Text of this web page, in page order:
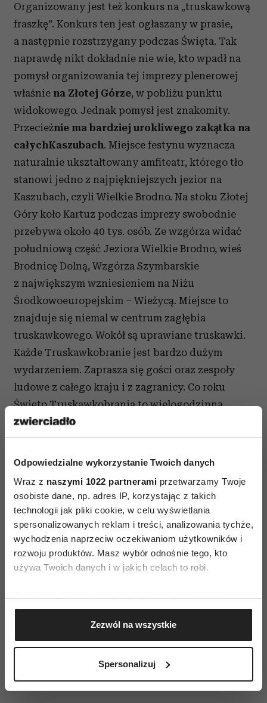
Odpowiedzialne wykorzystanie Twoich danych
Wraz z naszymi 1022 partnerami przetwarzamy Twoje
osobiste dane, np. adres IP, korzystając z takich
technologii jak pliki cookie, w celu wyświetlania
spersonalizowanych reklam i treści, analizowania tychże,
wychodzenia naprzeciw oczekiwaniom użytkowników i
rozwoju produktów. Masz wybór odnośnie tego, kto
używa Twoich danych i w jakich celach to robi.
Jeśli wyrazisz na to zgodę, chcielibyśmy również:
Gromadzić dane dotyczące Twojej lokalizacji
geograficznej z dokładnością nawet do kilku metrów
Identyfikować Twoje urządzenie, aktywnie
(fingerprinting, czyli wirtualny odcisk palca)
Zezwól na wszystkie
Spersonalizuj
Organizowany jest też konkurs na „truskawkową
fraszkę”. Konkurs ten jest ogłaszany w prasie,
a następnie rozstrzygany podczas Święta. Tak
naprawdę nikt dokładnie nie wie, kto wpadł na
pomysł organizowania tej imprezy plenerowej
właśnie na Złotej Górze, w pobliżu punktu
widokowego. Jednak pomysł jest znakomity.
Przecieżnie ma bardziej urokliwego zakątka na
całychKaszubach. Miejsce festynu wyznacza
naturalnie ukształtowany amfiteatr, którego tło
stanowi jedno z najpiękniejszych jezior na
Kaszubach, czyli Wielkie Brodno. Na stoku Złotej
Góry koło Kartuz podczas imprezy swobodnie
przebywa około 40 tys. osób. Ze wzgórza widać
południową część Jeziora Wielkie Brodno, wieś
Brodnicę Dolną, Wzgórza Szymbarskie
z największym wzniesieniem na Niżu
Środkowoeuropejskim – Wieżycą. Miejsce to
znajduje się niemal w centrum zagłębia
truskawkowego. Wokół są uprawiane truskawki.
Każde Truskawkobranie jest bardzo dużym
wydarzeniem. Zaprasza się gości oraz zespoły
ludowe z całego kraju i z zagranicy. Co roku
Święto Truskawkobrania to wielogodzinna
impreza (od rana do późnych godzin nocnych),
w programie której znajduje sięciekawa oferta
estradowa . Na Truskawkobraniu gościli m.in.
Wodecki, Shakin Dudi, Krzysztof Krawczyk,
Lombard, Krystyna Giżowska, Perfect, Lady Pank,
DAAB, Hej, zespół Łzy, Kasia Kowalska, Patrycja
Markowska, Mandaryna, zespół Wilki, Anita
Lipnicka & John Porter, Rico Sanchez & Gipsy
i animacje„Kremowe Malënë”- mus
z truskawek kaszubskich jest produktem
tradycyjnym województwa pomorskiego
i otrzymał „Perłę 2005” w ogólnopolskim
konkursie Nasze Kulinarne Dziedzictwo.